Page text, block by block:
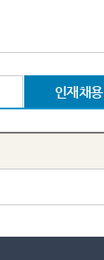
인재채용